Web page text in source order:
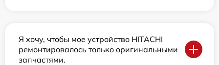
Я хочу, чтобы мое устройство HITACHI
ремонтировалось только оригинальными
запчастями.